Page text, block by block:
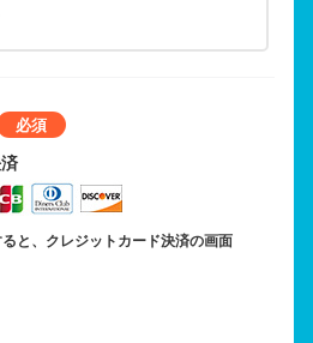
と、クレジットカード決済の画面